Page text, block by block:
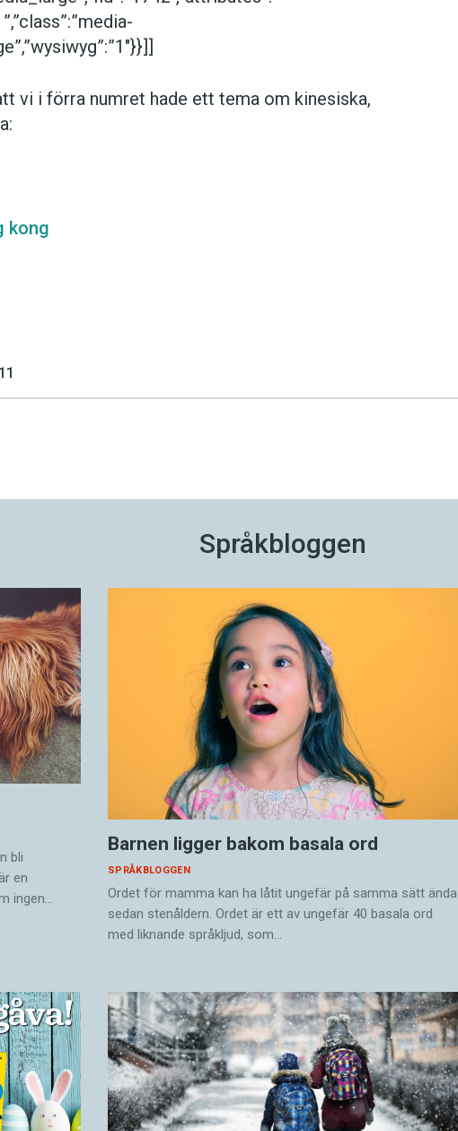
vi i förra numret hade ett tema om kinesiska,
kong
Språkbloggen
bli
en
ingen…
Barnen ligger bakom basala ord
SPRÅKBLOGGEN
Ordet för mamma kan ha låtit ungefär på samma sätt ända
sedan stenåldern. Ordet är ett av ungefär 40 basala ord
med liknande språkljud, som…